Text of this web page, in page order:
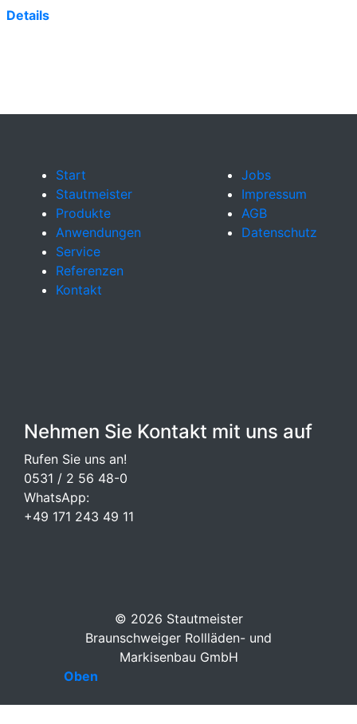
Details
Start
Stautmeister
Produkte
Anwendungen
Service
Referenzen
Kontakt
Jobs
Impressum
AGB
Datenschutz
Nehmen Sie Kontakt mit uns auf
Rufen Sie uns an!
0531 / 2 56 48-0
WhatsApp:
+49 171 243 49 11
© 2026 Stautmeister
Braunschweiger Rollläden- und
Markisenbau GmbH
Oben